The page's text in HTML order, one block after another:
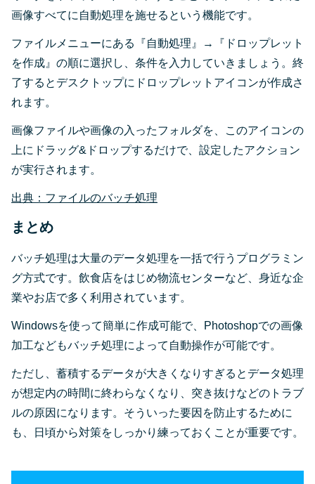
画像すべてに自動処理を施せるという機能です。
ファイルメニューにある『自動処理』→『ドロップレット
を作成』の順に選択し、条件を入力していきましょう。終
了するとデスクトップにドロップレットアイコンが作成さ
れます。
画像ファイルや画像の入ったフォルダを、このアイコンの
上にドラッグ&ドロップするだけで、設定したアクション
が実行されます。
出典：ファイルのバッチ処理
まとめ
バッチ処理は大量のデータ処理を一括で行うプログラミン
グ方式です。飲食店をはじめ物流センターなど、身近な企
業やお店で多く利用されています。
Windowsを使って簡単に作成可能で、Photoshopでの画像
加工などもバッチ処理によって自動操作が可能です。
ただし、蓄積するデータが大きくなりすぎるとデータ処理
が想定内の時間に終わらなくなり、突き抜けなどのトラブ
ルの原因になります。そういった要因を防止するために
も、日頃から対策をしっかり練っておくことが重要です。